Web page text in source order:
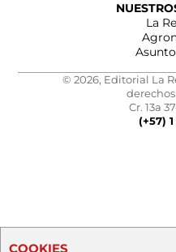
La
© 2026, Editorial La
Cr. 13a
(+57)
COOKIES